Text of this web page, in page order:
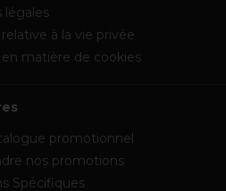
légales
à la vie privée
matière de cookies
promotionnel
nos promotions
Spécifiques